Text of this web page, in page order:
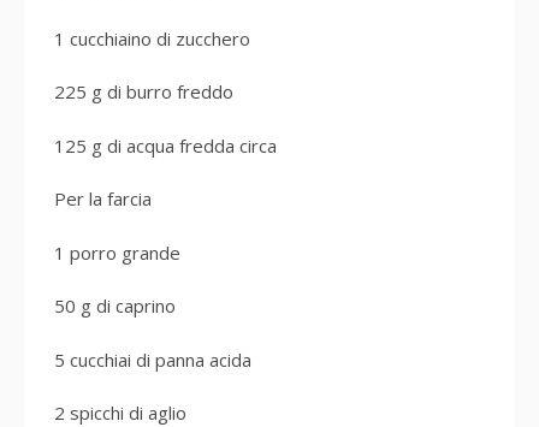
1 cucchiaino di zucchero
225 g di burro freddo
125 g di acqua fredda circa
Per la farcia
1 porro grande
50 g di caprino
5 cucchiai di panna acida
2 spicchi di aglio